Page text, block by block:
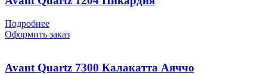
Подробнее
Оформить заказ
Avant Quartz 7300 Калакатта Аяччо